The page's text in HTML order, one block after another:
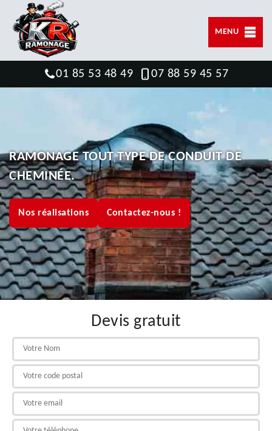
MENU
01 85 53 48 49 07 88 59 45 57
RAMONAGE TOUT TYPE DE CONDUIT DE
CHEMINÉE.
Nos réalisations Contactez-nous !
Devis gratuit